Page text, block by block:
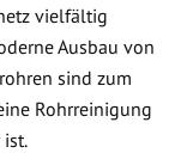
vielfältig
Ausbau von
sind zum
Rohrreinigung